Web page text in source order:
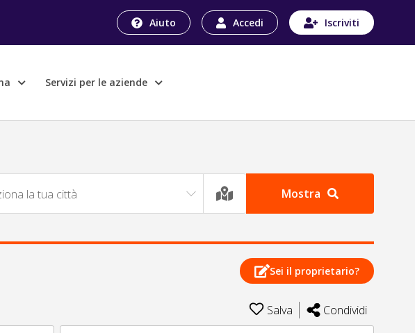
Aiuto Accedi Iscriviti
Servizi per le aziende
la tua città Mostra
Sei il proprietario?
Salva Condividi